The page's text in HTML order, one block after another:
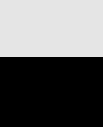
Die Österreicher